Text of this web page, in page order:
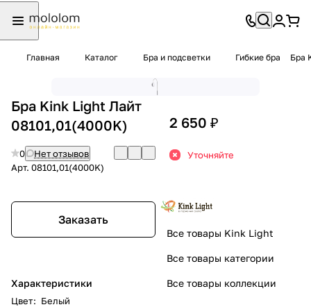
Главная Каталог Бра и подсветки Гибкие бра Бра
Бра Kink Light Лайт
08101,01(4000K)
0
Нет отзывов
Арт. 08101,01(4000K)
Заказать
Характеристики
Цвет: Белый
2 650 ₽
Уточняйте
Все товары Kink Light
Все товары категории
Все товары коллекции